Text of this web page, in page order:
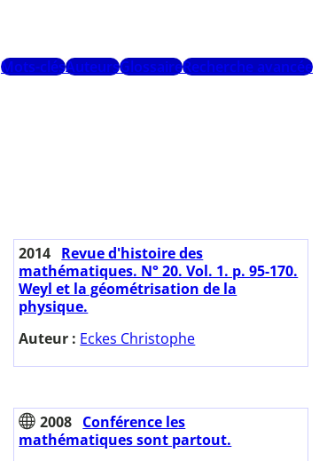
Mots-clésAuteursGlossaireRecherche avancée
2014 Revue d'histoire des
mathématiques. N° 20. Vol. 1. p. 95-170.
Weyl et la géométrisation de la
physique.
Auteur : Eckes Christophe
2008 Conférence les
mathématiques sont partout.